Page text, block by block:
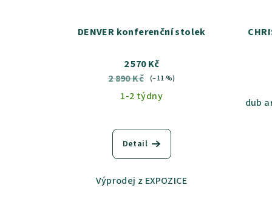
DENVER konferenční stolek
2 570 Kč
2 890 Kč (–11 %)
1-2 týdny
Detail
Výprodej z EXPOZICE
dub